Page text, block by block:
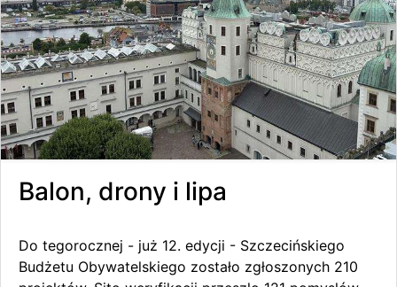
Balon, drony i lipa
Do tegorocznej - już 12. edycji - Szczecińskiego
Budżetu Obywatelskiego zostało zgłoszonych 210